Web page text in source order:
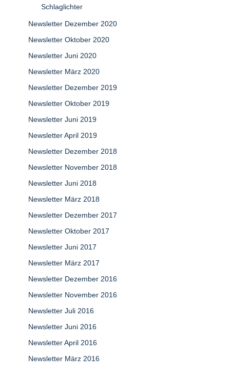
Schlaglichter
Newsletter Dezember 2020
Newsletter Oktober 2020
Newsletter Juni 2020
Newsletter März 2020
Newsletter Dezember 2019
Newsletter Oktober 2019
Newsletter Juni 2019
Newsletter April 2019
Newsletter Dezember 2018
Newsletter November 2018
Newsletter Juni 2018
Newsletter März 2018
Newsletter Dezember 2017
Newsletter Oktober 2017
Newsletter Juni 2017
Newsletter März 2017
Newsletter Dezember 2016
Newsletter November 2016
Newsletter Juli 2016
Newsletter Juni 2016
Newsletter April 2016
Newsletter März 2016